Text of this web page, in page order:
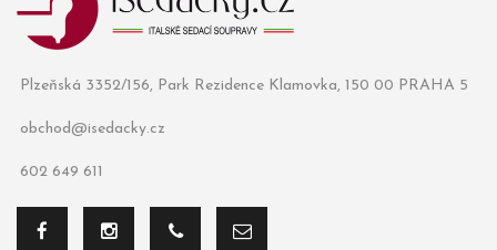
Plzeňská 3352/156, Park Rezidence Klamovka, 150 00 PRAHA 5
obchod@isedacky.cz
602 649 611